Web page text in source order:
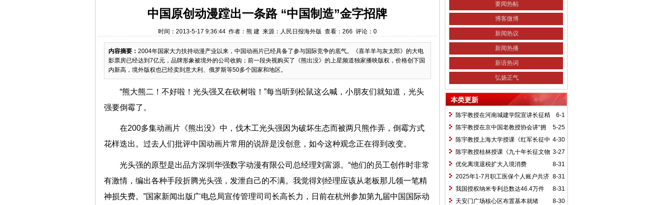
中国原创动漫蹚出一条路 “中国制造”金字招牌
时间：2013-5-17 9:36:44 作者：熊 建 来源：人民日报海外版 查看： 266 评论： 0
内容摘要： 2004年国家大力扶持动漫产业以来，中国动画片已经具备了参与国际竞争的底气。《喜羊羊与灰太郎》的大电
影票房已经达到7亿元，品牌形象被境外的公司收购；前一段央视购买了《熊出没》的上星频道独家播映版权，价格创下国
内新高，境外版权也已经卖到意大利、俄罗斯等50多个国家和地区。
“熊大熊二！不好啦！光头强又在砍树啦！”每当听到松鼠这么喊，小朋友们就知道，光头
强要倒霉了。
在200多集动画片《熊出没》中，伐木工光头强因为破坏生态而被两只熊作弄，倒霉方式
花样迭出。过去人们批评中国动画片常用的说辞是没创意，如今这种观念正在得到改变。
光头强的原型是出品方深圳华强数字动漫有限公司总经理刘富源。“他们的员工创作时非常
有激情，编出各种手段折腾光头强，发泄自己的不满。我觉得刘经理应该从老板那儿领一笔精
神损失费。”国家新闻出版广电总局宣传管理司司长高长力，日前在杭州参加第九届中国国际动
要闻热帖
博客微博
新闻热议
新闻热播
新语热词
弘扬正气
本类更新
6-1
陈宇教授在河南城建学院宣讲长征精
神及红25军长征史
5-25
陈宇教授在京中国老教授协会讲“拥
抱中华新文明”
4-30
陈宇教授上海大学授课《红军长征中
的黄埔师生》
3-27
陈宇教授桂林授课《九十年长征文物
鉴赏》
8-31
优化离境退税扩大入境消费
8-31
2025年1-7月职工医保个人账户共济
2.31亿人次 共济金额304.57亿元
8-31
我国授权纳米专利总数达46.4万件
8-30
天安门广场核心区布置基本就绪